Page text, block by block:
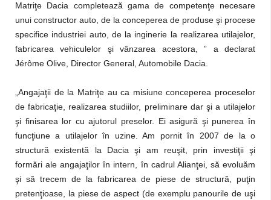
Matriţe Dacia completează gama de competenţe necesare
unui constructor auto, de la conceperea de produse şi procese
specifice industriei auto, de la inginerie la realizarea utilajelor,
fabricarea vehiculelor şi vânzarea acestora, ” a declarat
Jérôme Olive, Director General, Automobile Dacia.
„Angajaţii de la Matriţe au ca misiune conceperea proceselor
de fabricaţie, realizarea studiilor, preliminare dar şi a utilajelor
şi finisarea lor cu ajutorul preselor. Ei asigură şi punerea în
funcţiune a utilajelor în uzine. Am pornit în 2007 de la o
structură existentă la Dacia şi am reuşit, prin investiţii şi
formări ale angajaţilor în intern, în cadrul Alianţei, să evoluăm
şi să trecem de la fabricarea de piese de structură, puţin
pretenţioase, la piese de aspect (de exemplu panourile de uşi